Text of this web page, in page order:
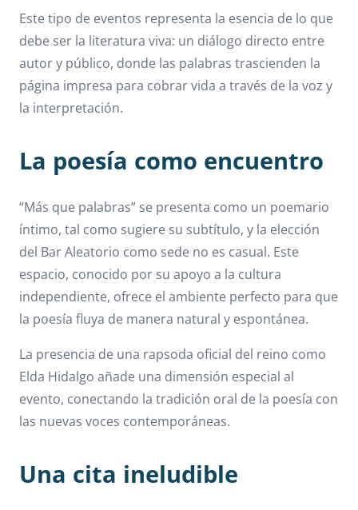
Este tipo de eventos representa la esencia de lo que
debe ser la literatura viva: un diálogo directo entre
autor y público, donde las palabras trascienden la
página impresa para cobrar vida a través de la voz y
la interpretación.
La poesía como encuentro
“Más que palabras” se presenta como un poemario
íntimo, tal como sugiere su subtítulo, y la elección
del Bar Aleatorio como sede no es casual. Este
espacio, conocido por su apoyo a la cultura
independiente, ofrece el ambiente perfecto para que
la poesía fluya de manera natural y espontánea.
La presencia de una rapsoda oficial del reino como
Elda Hidalgo añade una dimensión especial al
evento, conectando la tradición oral de la poesía con
las nuevas voces contemporáneas.
Una cita ineludible